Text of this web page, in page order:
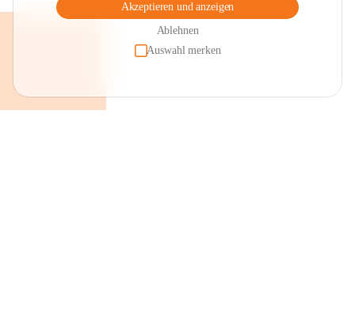
Akzeptieren und anzeigen
Ablehnen
Auswahl merken